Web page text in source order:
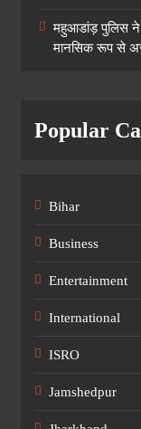
महुआडांड़ पुलिस ने
मानसिक रूप से
Popular
Bihar
Business
Entertainment
International
ISRO
Jamshedpur